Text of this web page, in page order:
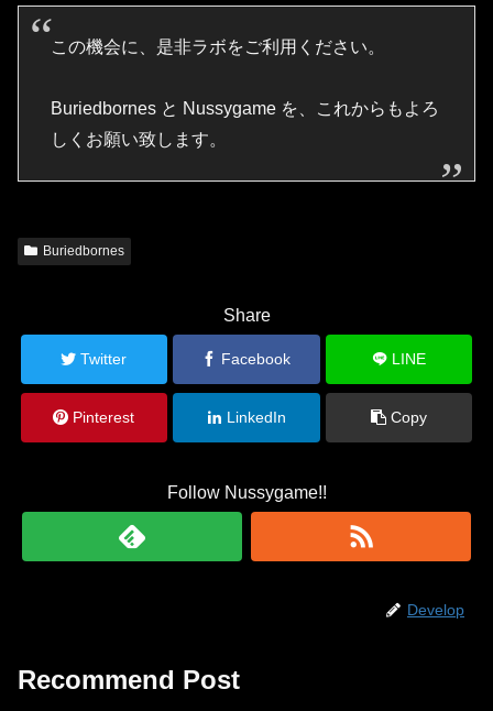
この機会に、是非ラボをご利用ください。
Buriedbornes と Nussygame を、これからもよろ
しくお願い致します。
Buriedbornes
Share
Twitter Facebook LINE
Pinterest LinkedIn Copy
Follow Nussygame!!
Develop
Recommend Post